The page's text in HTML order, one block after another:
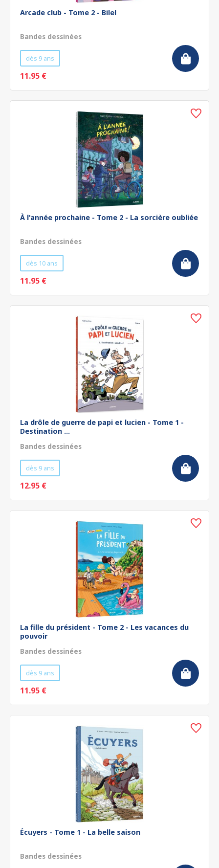
Arcade club - Tome 2 - Bilel
Bandes dessinées
dès 9 ans
11.95 €
À l'année prochaine - Tome 2 - La sorcière oubliée
Bandes dessinées
dès 10 ans
11.95 €
La drôle de guerre de papi et lucien - Tome 1 -
Destination ...
Bandes dessinées
dès 9 ans
12.95 €
La fille du président - Tome 2 - Les vacances du
pouvoir
Bandes dessinées
dès 9 ans
11.95 €
Écuyers - Tome 1 - La belle saison
Bandes dessinées